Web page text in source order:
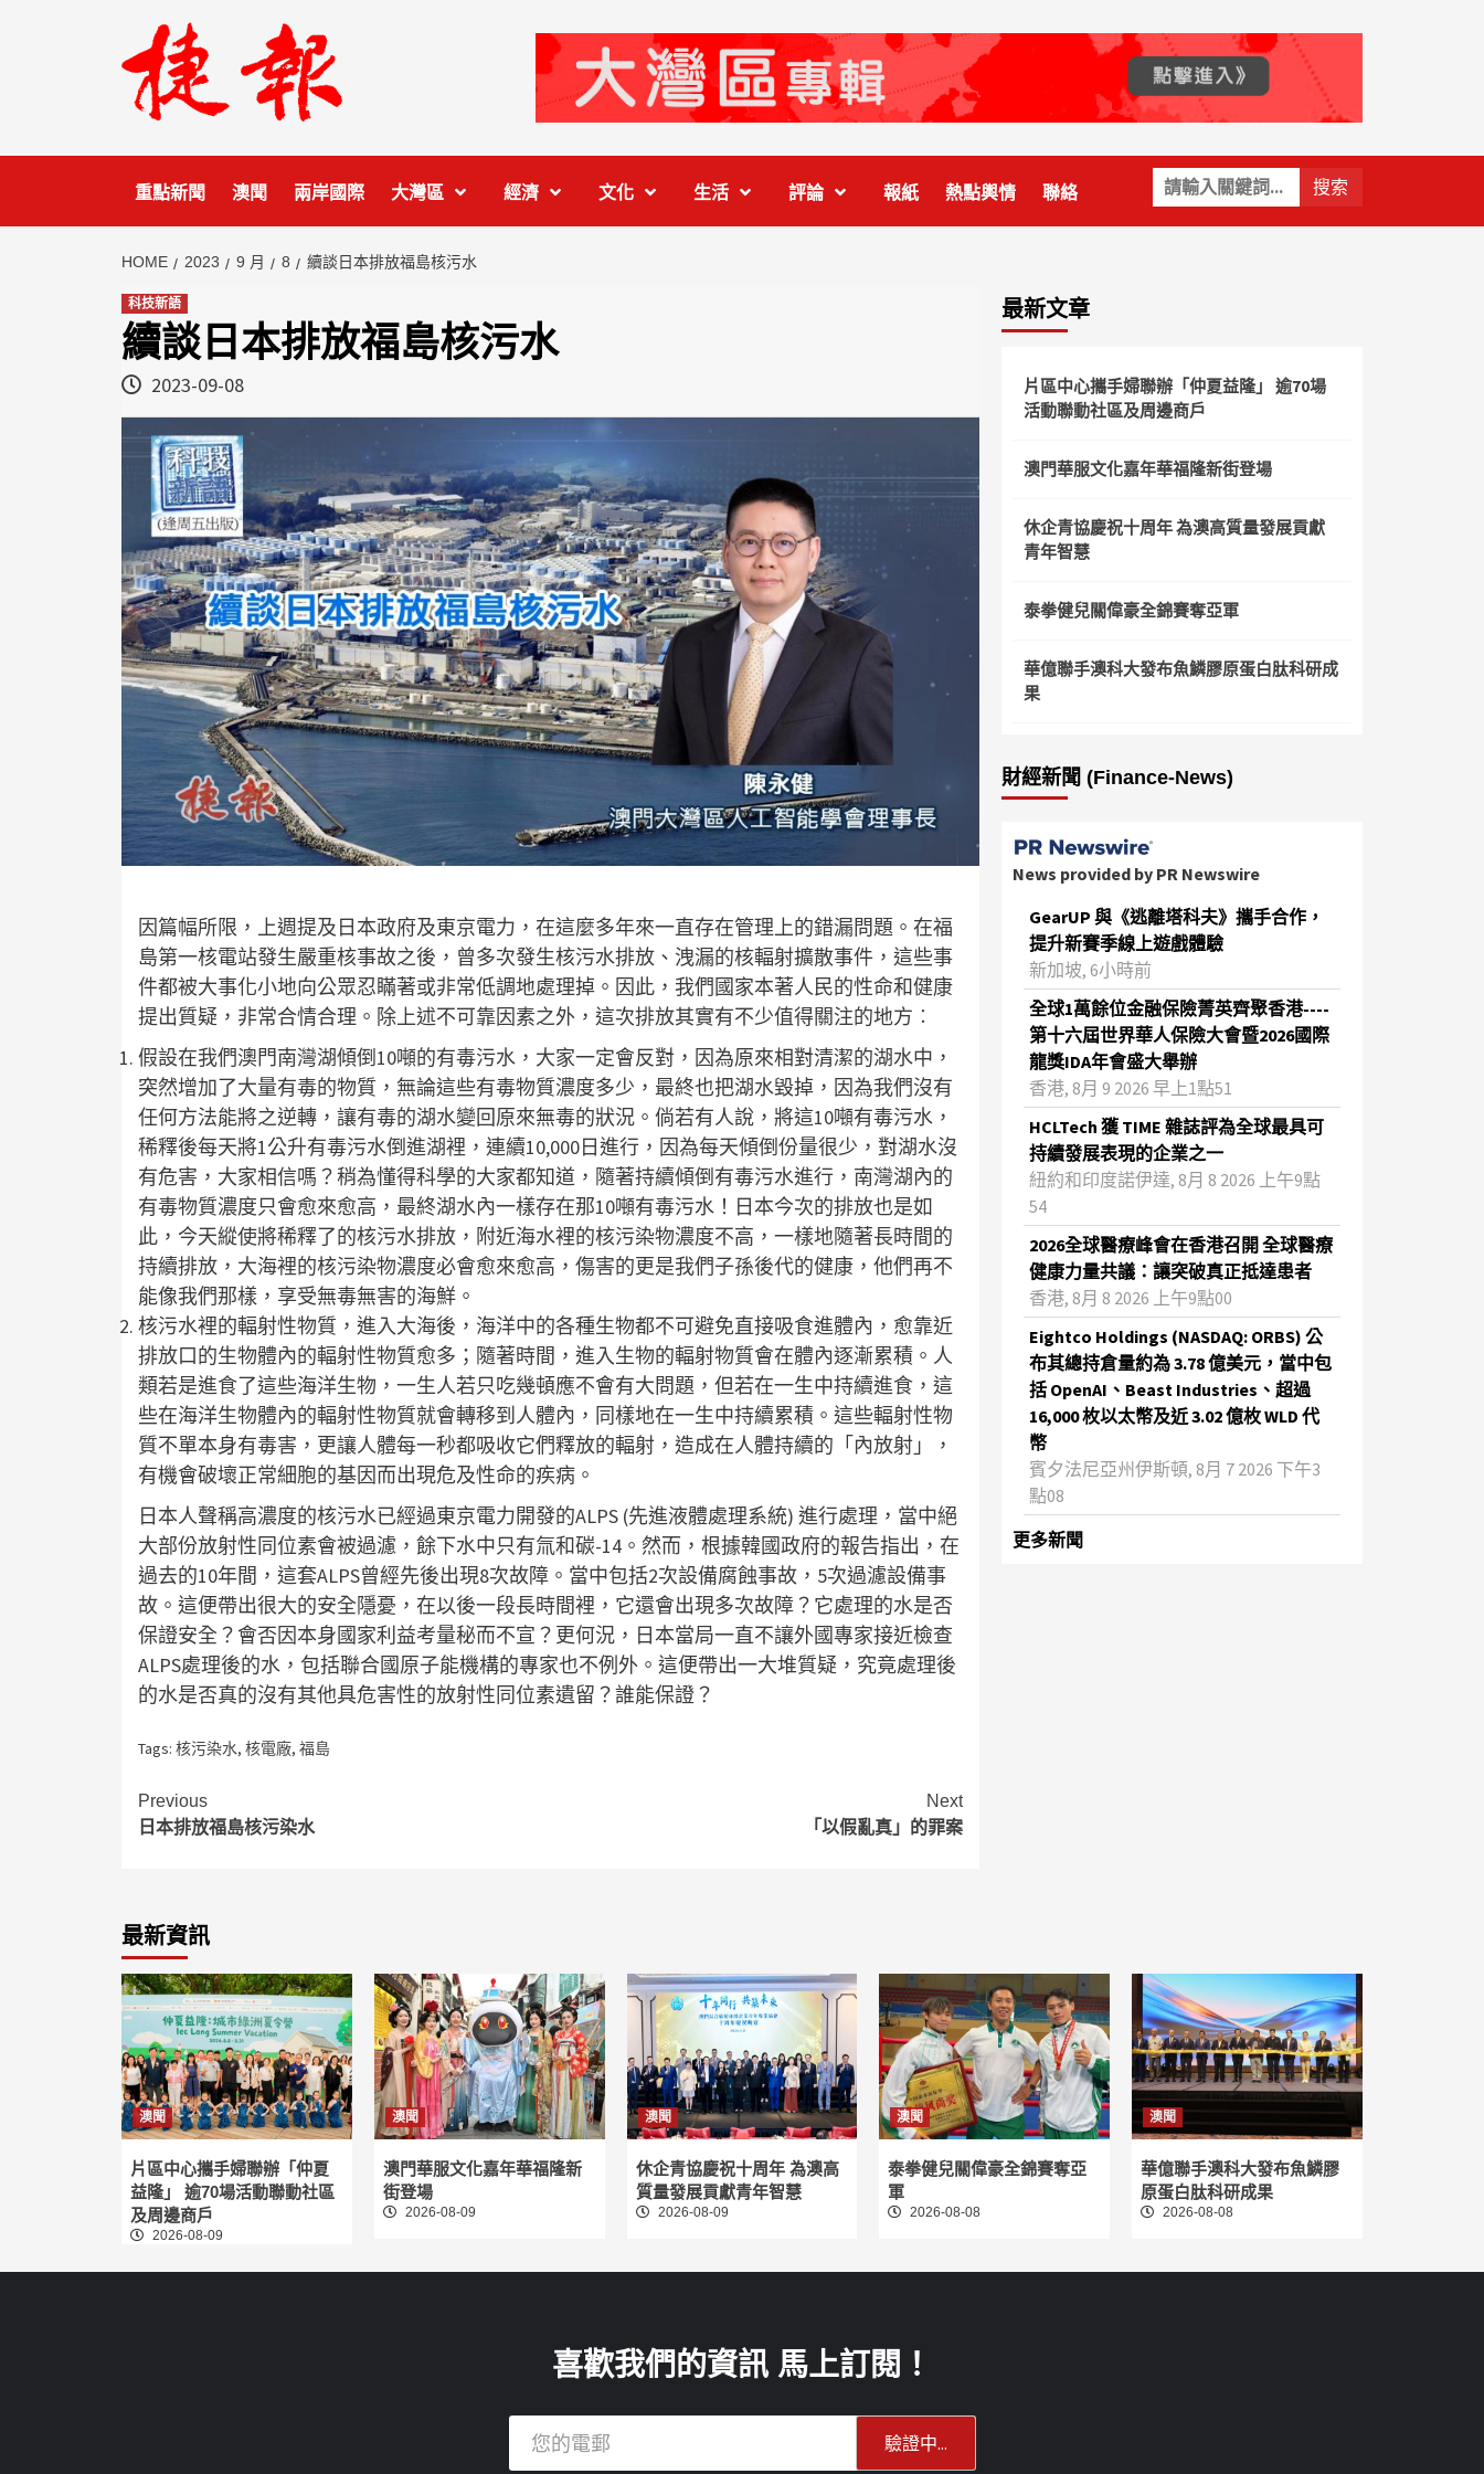
關
鍵
字:
重點新聞 澳聞 兩岸國際 大灣區 經濟 文化 生活 評論 報紙 熱點輿情 聯絡
HOME 2023 9 月 8 續談日本排放福島核污水
科技新語
續談日本排放福島核污水
2023-09-08
因篇幅所限，上週提及日本政府及東京電力，在這麼多年來一直存在管理上的錯漏問題。在福
島第一核電站發生嚴重核事故之後，曾多次發生核污水排放、洩漏的核輻射擴散事件，這些事
件都被大事化小地向公眾忍瞞著或非常低調地處理掉。因此，我們國家本著人民的性命和健康
提出質疑，非常合情合理。除上述不可靠因素之外，這次排放其實有不少值得關注的地方︰
假設在我們澳門南灣湖傾倒10噸的有毒污水，大家一定會反對，因為原來相對清潔的湖水中，
突然增加了大量有毒的物質，無論這些有毒物質濃度多少，最終也把湖水毀掉，因為我們沒有
任何方法能將之逆轉，讓有毒的湖水變回原來無毒的狀況。倘若有人說，將這10噸有毒污水，
稀釋後每天將1公升有毒污水倒進湖裡，連續10,000日進行，因為每天傾倒份量很少，對湖水沒
有危害，大家相信嗎？稍為懂得科學的大家都知道，隨著持續傾倒有毒污水進行，南灣湖內的
有毒物質濃度只會愈來愈高，最終湖水內一樣存在那10噸有毒污水！日本今次的排放也是如
此，今天縱使將稀釋了的核污水排放，附近海水裡的核污染物濃度不高，一樣地隨著長時間的
持續排放，大海裡的核污染物濃度必會愈來愈高，傷害的更是我們子孫後代的健康，他們再不
能像我們那樣，享受無毒無害的海鮮。
核污水裡的輻射性物質，進入大海後，海洋中的各種生物都不可避免直接吸食進體內，愈靠近
排放口的生物體內的輻射性物質愈多；隨著時間，進入生物的輻射物質會在體內逐漸累積。人
類若是進食了這些海洋生物，一生人若只吃幾頓應不會有大問題，但若在一生中持續進食，這
些在海洋生物體內的輻射性物質就會轉移到人體內，同樣地在一生中持續累積。這些輻射性物
質不單本身有毒害，更讓人體每一秒都吸收它們釋放的輻射，造成在人體持續的「內放射」，
有機會破壞正常細胞的基因而出現危及性命的疾病。
日本人聲稱高濃度的核污水已經過東京電力開發的ALPS (先進液體處理系統) 進行處理，當中絕
大部份放射性同位素會被過濾，餘下水中只有氚和碳-14。然而，根據韓國政府的報告指出，在
過去的10年間，這套ALPS曾經先後出現8次故障。當中包括2次設備腐蝕事故，5次過濾設備事
故。這便帶出很大的安全隱憂，在以後一段長時間裡，它還會出現多次故障？它處理的水是否
保證安全？會否因本身國家利益考量秘而不宣？更何況，日本當局一直不讓外國專家接近檢查
ALPS處理後的水，包括聯合國原子能機構的專家也不例外。這便帶出一大堆質疑，究竟處理後
的水是否真的沒有其他具危害性的放射性同位素遺留？誰能保證？
Tags: 核污染水, 核電廠, 福島
Continue
Reading
Previous
日本排放福島核污染水
Next
「以假亂真」的罪案
最新文章
片區中心攜手婦聯辦「仲夏益隆」 逾70場
活動聯動社區及周邊商戶
澳門華服文化嘉年華福隆新街登場
休企青協慶祝十周年 為澳高質量發展貢獻
青年智慧
泰拳健兒關偉豪全錦賽奪亞軍
華億聯手澳科大發布魚鱗膠原蛋白肽科研成
果
財經新聞 (Finance-News)
News provided by PR Newswire
GearUP 與《逃離塔科夫》攜手合作，
提升新賽季線上遊戲體驗
新加坡, 6小時前
全球1萬餘位金融保險菁英齊聚香港----
第十六屆世界華人保險大會暨2026國際
龍獎IDA年會盛大舉辦
香港, 8月 9 2026 早上1點51
HCLTech 獲 TIME 雜誌評為全球最具可
持續發展表現的企業之一
紐約和印度諾伊達, 8月 8 2026 上午9點
54
2026全球醫療峰會在香港召開 全球醫療
健康力量共議：讓突破真正抵達患者
香港, 8月 8 2026 上午9點00
Eightco Holdings (NASDAQ: ORBS) 公
布其總持倉量約為 3.78 億美元，當中包
括 OpenAI、Beast Industries、超過
16,000 枚以太幣及近 3.02 億枚 WLD 代
幣
賓夕法尼亞州伊斯頓, 8月 7 2026 下午3
點08
更多新聞
最新資訊
澳聞
片區中心攜手婦聯辦「仲夏
益隆」 逾70場活動聯動社區
及周邊商戶
2026-08-09
澳聞
澳門華服文化嘉年華福隆新
街登場
2026-08-09
澳聞
休企青協慶祝十周年 為澳高
質量發展貢獻青年智慧
2026-08-09
澳聞
泰拳健兒關偉豪全錦賽奪亞
軍
2026-08-08
澳聞
華億聯手澳科大發布魚鱗膠
原蛋白肽科研成果
2026-08-08
喜歡我們的資訊 馬上訂閱！